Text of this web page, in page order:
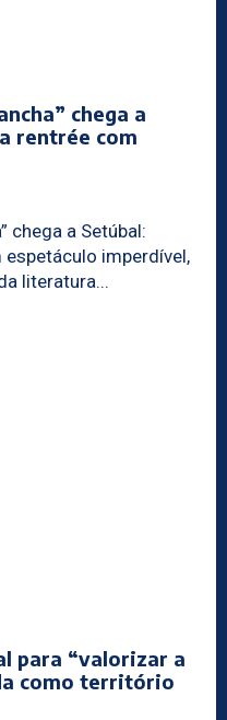
chega a
rentrée com
chega a Setúbal:
espetáculo imperdível,
da literatura...
para “valorizar a
como território